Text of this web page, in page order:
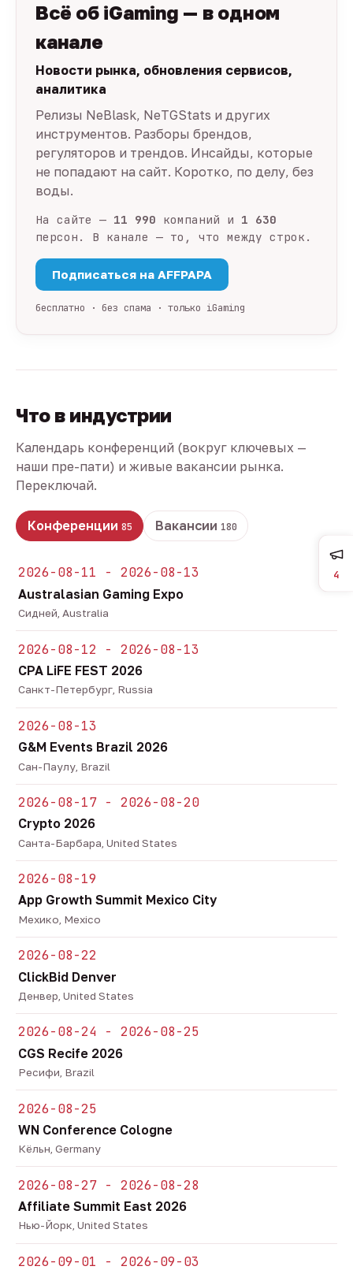
Всё об iGaming — в одном
канале
Новости рынка, обновления сервисов,
аналитика
Релизы NeBlask, NeTGStats и других
инструментов. Разборы брендов,
регуляторов и трендов. Инсайды, которые
не попадают на сайт. Коротко, по делу, без
воды.
На сайте — 11 990 компаний и 1 630
персон. В канале — то, что между строк.
Подписаться на AFFPAPA
бесплатно · без спама · только iGaming
Что в индустрии
Календарь конференций (вокруг ключевых —
наши пре-пати) и живые вакансии рынка.
Переключай.
Конференции 85 Вакансии 180
2026-08-11 - 2026-08-13
Australasian Gaming Expo
Сидней, Australia
2026-08-12 - 2026-08-13
CPA LiFE FEST 2026
Санкт-Петербург, Russia
2026-08-13
G&M Events Brazil 2026
Сан-Паулу, Brazil
2026-08-17 - 2026-08-20
Crypto 2026
Санта-Барбара, United States
2026-08-19
App Growth Summit Mexico City
Мехико, Mexico
2026-08-22
ClickBid Denver
Денвер, United States
2026-08-24 - 2026-08-25
CGS Recife 2026
Ресифи, Brazil
2026-08-25
WN Conference Cologne
Кёльн, Germany
2026-08-27 - 2026-08-28
Affiliate Summit East 2026
Нью-Йорк, United States
2026-09-01 - 2026-09-03
4